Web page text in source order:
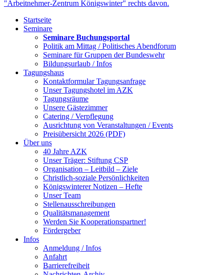
Startseite
Seminare
Seminare Buchungsportal
Politik am Mittag / Politisches Abendforum
Seminare für Gruppen der Bundeswehr
Bildungsurlaub / Infos
Tagungshaus
Kontaktformular Tagungsanfrage
Unser Tagungshotel im AZK
Tagungsräume
Unsere Gästezimmer
Catering / Verpflegung
Ausrichtung von Veranstaltungen / Events
Preisübersicht 2026 (PDF)
Über uns
40 Jahre AZK
Unser Träger: Stiftung CSP
Organisation – Leitbild – Ziele
Christlich-soziale Persönlichkeiten
Königswinterer Notizen – Hefte
Unser Team
Stellenausschreibungen
Qualitätsmanagement
Werden Sie Kooperationspartner!
Fördergeber
Infos
Anmeldung / Infos
Anfahrt
Barrierefreiheit